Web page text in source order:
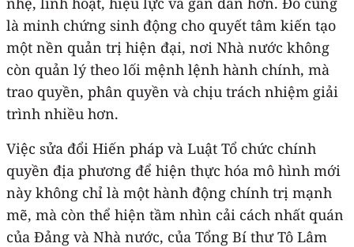
là minh chứng sinh động cho quyết tâm kiến tạo
một nền quản trị hiện đại, nơi Nhà nước không
còn quản lý theo lối mệnh lệnh hành chính, mà
trao quyền, phân quyền và chịu trách nhiệm giải
trình nhiều hơn.
Việc sửa đổi Hiến pháp và Luật Tổ chức chính
quyền địa phương để hiện thực hóa mô hình mới
này không chỉ là một hành động chính trị mạnh
mẽ, mà còn thể hiện tầm nhìn cải cách nhất quán
của Đảng và Nhà nước, của Tổng Bí thư Tô Lâm